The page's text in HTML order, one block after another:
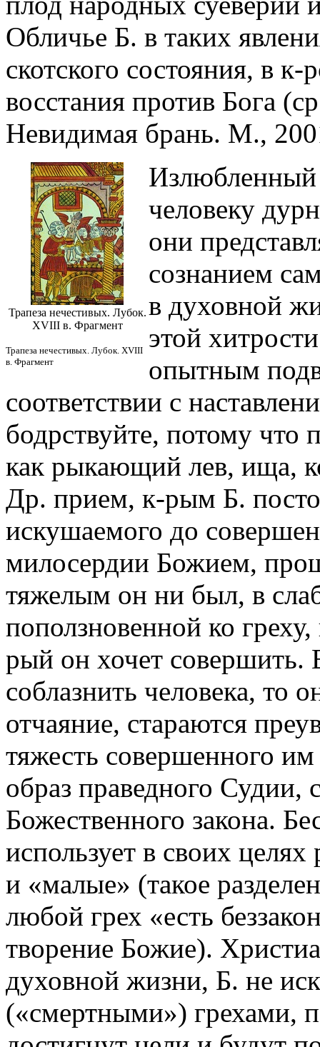
Обличье Б. в таких
скотского состояния, в
восстания против Бога
Невидимая брань. М.,
Трапеза нечестивых. Лубок.
XVIII в. Фрагмент
Трапеза нечестивых. Лубок. XVIII
в. Фрагмент
Излюбленный
человеку
они
сознанием
в духовной
этой
опытным
соответствии с
бодрствуйте, потому что
как рыкающий лев, ища,
Др. прием, к-рым Б.
искушаемого до
милосердии Божием,
тяжелым он ни был, в
поползновенной ко
рый он хочет совершить.
соблазнить человека, то
отчаяние, стараются
тяжесть совершенного им
образ праведного Судии,
Божественного закона.
использует в своих целях
и «малые» (такое
любой грех «есть
творение Божие).
духовной жизни, Б. не
(«смертными») грехами,